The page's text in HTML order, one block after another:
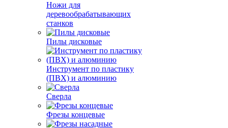
Ножи для
деревообрабатывающих
станков
Пилы дисковые
Инструмент по пластику
(ПВХ) и алюминию
Сверла
Фрезы концевые